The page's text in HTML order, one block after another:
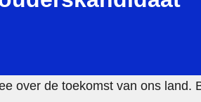
over de toekomst van ons land.